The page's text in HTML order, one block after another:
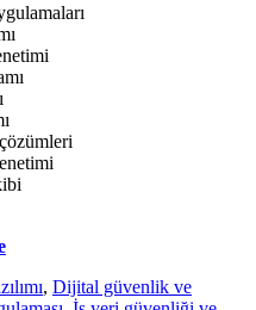
, Dijital güvenlik ve